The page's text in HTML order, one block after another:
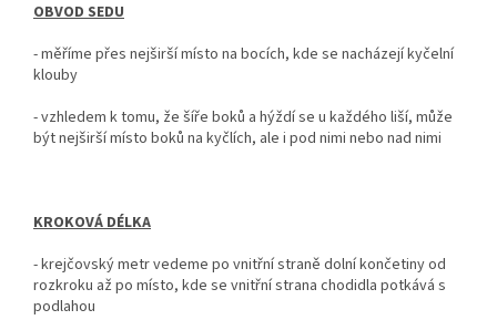
OBVOD SEDU
-měříme přes nejširší místo na bocích, kde se nacházejí kyčelní
klouby
- vzhledem k tomu, že šíře boků a hýždí se u každého liší, může
být nejširší místo boků na kyčlích, ale i pod nimi nebo nad nimi
KROKOVÁ DÉLKA
-krejčovský metr vedeme po vnitřní straně dolní končetiny od
rozkroku až po místo, kde se vnitřní strana chodidla potkává s
podlahou